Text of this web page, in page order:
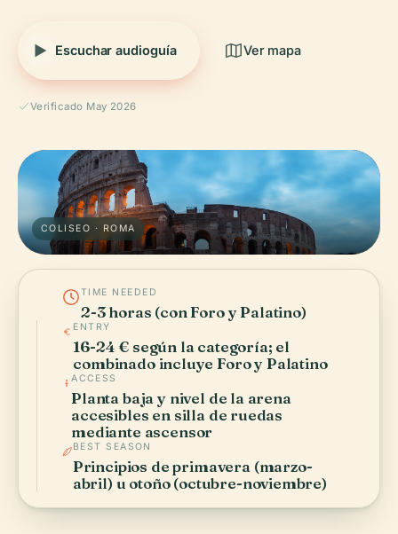
Escuchar audioguía Ver mapa
Verificado May 2026
COLISEO · ROMA
TIME NEEDED
2-3 horas (con Foro y Palatino)
ENTRY
16-24 € según la categoría; el
combinado incluye Foro y Palatino
ACCESS
Planta baja y nivel de la arena
accesibles en silla de ruedas
mediante ascensor
BEST SEASON
Principios de primavera (marzo-
abril) u otoño (octubre-noviembre)